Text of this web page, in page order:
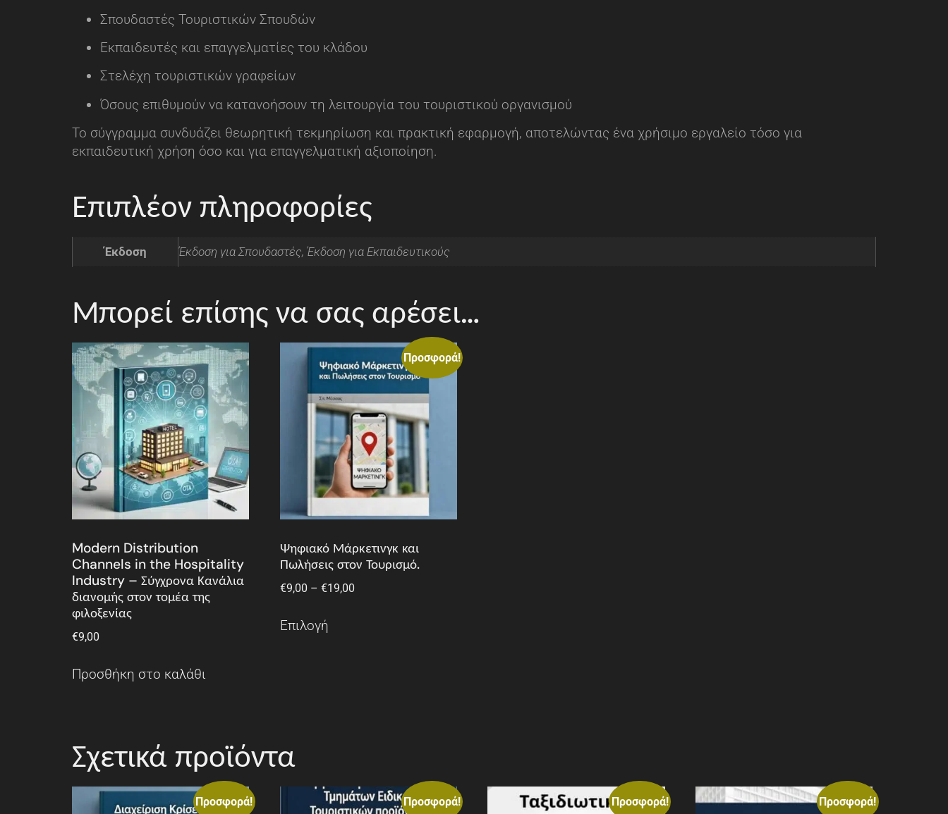
Σπουδαστές Τουριστικών Σπουδών
Εκπαιδευτές και επαγγελματίες του κλάδου
Στελέχη τουριστικών γραφείων
Όσους επιθυμούν να κατανοήσουν τη λειτουργία του τουριστικού οργανισμού
Το σύγγραμμα συνδυάζει θεωρητική τεκμηρίωση και πρακτική εφαρμογή, αποτελώντας ένα χρήσιμο εργαλείο τόσο για
εκπαιδευτική χρήση όσο και για επαγγελματική αξιοποίηση.
Επιπλέον πληροφορίες
Έκδοση Έκδοση για Σπουδαστές, Έκδοση για Εκπαιδευτικούς
Μπορεί επίσης να σας αρέσει…
Modern Distribution
Channels in the Hospitality
Industry – Σύγχρονα Κανάλια
διανομής στον τομέα της
φιλοξενίας
€9,00
Προσθήκη στο καλάθι
Προσφορά!
Ψηφιακό Μάρκετινγκ και
Πωλήσεις στον Τουρισμό.
€9,00 – €19,00
Επιλογή
Σχετικά προϊόντα
Προσφορά! Προσφορά! Προσφορά! Προσφορά!